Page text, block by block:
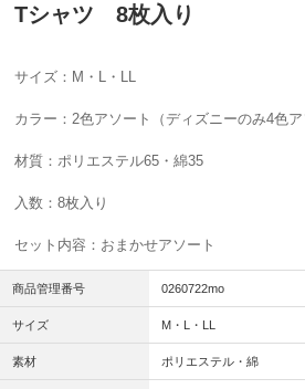
Tシャツ 8枚入り
サイズ：M・L・LL
カラー：2色アソート（ディズニーのみ4色ア
材質：ポリエステル65・綿35
入数：8枚入り
セット内容：おまかせアソート
商品管理番号 0260722mo
サイズ M・L・LL
素材 ポリエステル・綿